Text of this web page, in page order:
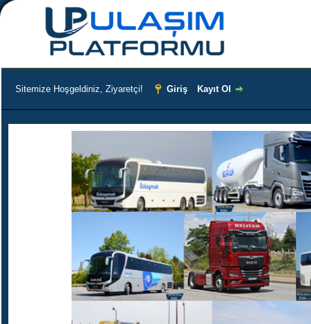
Sitemize Hoşgeldiniz, Ziyaretçi! Giriş Kayıt Ol